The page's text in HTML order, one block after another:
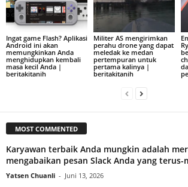
Ingat game Flash? Aplikasi
Android ini akan
memungkinkan Anda
menghidupkan kembali
masa kecil Anda |
beritakitanih
Militer AS mengirimkan
perahu drone yang dapat
meledak ke medan
pertempuran untuk
pertama kalinya |
beritakitanih
MOST COMMENTED
Karyawan terbaik Anda mungkin adalah
mengabaikan pesan Slack Anda yang
Yatsen Chuanli - Juni 13, 2026